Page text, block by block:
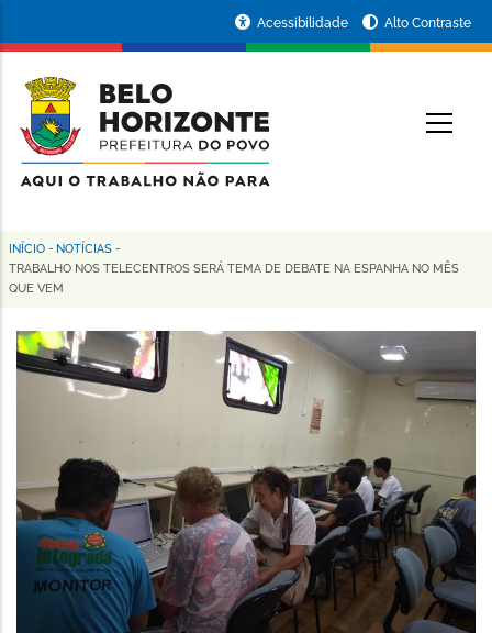
conteúdo
principal
da
Prefeitura
de
Horizonte
Acessibilidade Alto Contraste
Trilha
de
navegação
INÍCIO - NOTÍCIAS -
TRABALHO NOS TELECENTROS SERÁ TEMA DE DEBATE NA ESPANHA NO MÊS
QUE VEM